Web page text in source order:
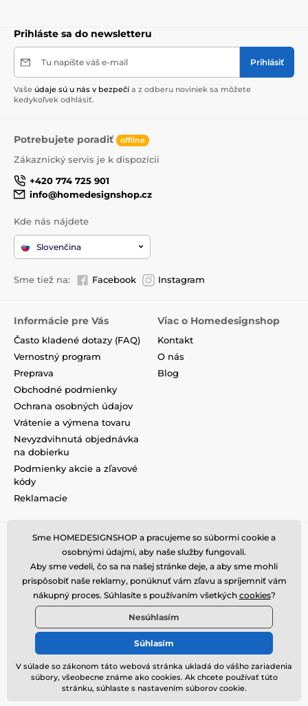
Prihláste sa do newsletteru
Tu napíšte váš e-mail Prihlásiť
Vaše údaje sú u nás v bezpečí a z odberu noviniek sa môžete
kedykoľvek odhlásiť.
Potrebujete poradiť offline
Zákaznický servis je k dispozícii
+420 774 725 901
info@homedesignshop.cz
Kde nás nájdete
Slovenčina
Sme tiež na: Facebook Instagram
Informácie pre Vás
Často kladené dotazy (FAQ)
Vernostný program
Preprava
Obchodné podmienky
Ochrana osobných údajov
Vrátenie a výmena tovaru
Nevyzdvihnutá objednávka
na dobierku
Podmienky akcie a zľavové
kódy
Reklamacie
Viac o Homedesignshop
Kontakt
O nás
Blog
© 2026 www.homedesignshop.sk ⦁ E-shop vytvorilaSIMPLIA.cz
Sme HOMEDESIGNSHOP a pracujeme so súbormi cookie a
osobnými údajmi, aby naše služby fungovali.
Aby sme vedeli, čo sa na našej stránke deje, a aby sme mohli
prispôsobiť naše reklamy, ponúknuť vám zľavu a spríjemniť vám
nákupný proces. Súhlasíte s používaním všetkých cookies?
Nesúhlasím
Súhlasím
V súlade so zákonom táto webová stránka ukladá do vášho zariadenia
súbory, všeobecne známe ako cookies. Ak chcete používať túto
stránku, súhlaste s nastavením súborov cookie.